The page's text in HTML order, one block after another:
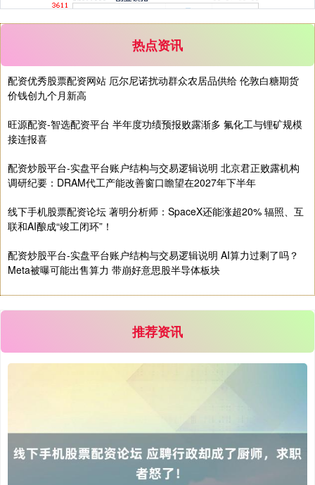
基金指数
热点资讯
配资优秀股票配资网站 厄尔尼诺扰动群众农居品供给 伦敦白糖期货
价钱创九个月新高
旺源配资-智选配资平台 半年度功绩预报败露渐多 氟化工与锂矿规模
接连报喜
配资炒股平台-实盘平台账户结构与交易逻辑说明 北京君正败露机构
调研纪要：DRAM代工产能改善窗口瞻望在2027年下半年
线下手机股票配资论坛 著明分析师：SpaceX还能涨超20% 辐照、互
联和AI酿成“竣工闭环”！
配资炒股平台-实盘平台账户结构与交易逻辑说明 AI算力过剩了吗？
Meta被曝可能出售算力 带崩好意思股半导体板块
推荐资讯